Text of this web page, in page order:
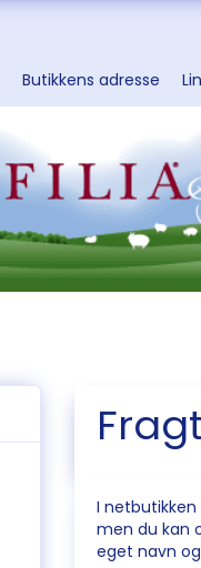
Butikkens adresse
I netbutikken
men du kan
eget navn